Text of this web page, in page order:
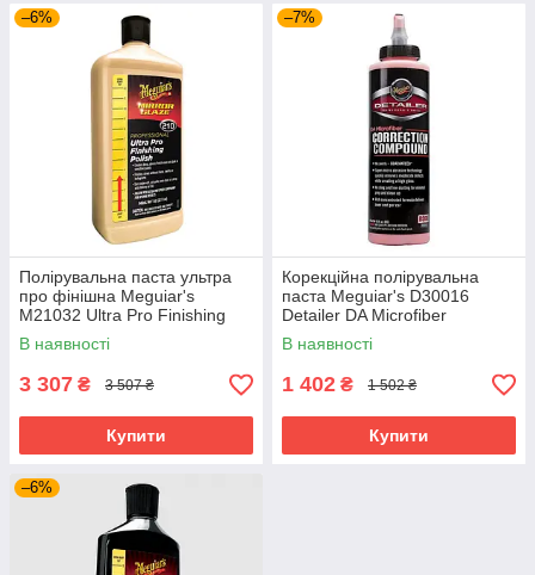
–6%
Полірувальна паста ультра
про фінішна Meguiar's
M21032 Ultra Pro Finishing
Polish, 946 мл
В наявності
3 307 ₴ 3 507 ₴
Купити
–7%
Корекційна полірувальна
паста Meguiar's D30016
Detailer DA Microfiber
Correction Compound, 473 мл
В наявності
1 402 ₴ 1 502 ₴
Купити
–6%